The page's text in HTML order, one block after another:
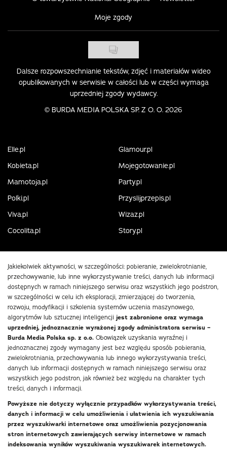
Moje zgody
Dalsze rozpowszechnianie tekstów, zdjęć i materiałów wideo
opublikowanych w serwisie w całości lub w części wymaga
uprzedniej zgody wydawcy.
© BURDA MEDIA POLSKA SP. Z O. O. 2026
Elle.pl
Glamour.pl
Kobieta.pl
Mojegotowanie.pl
Mamotoja.pl
Party.pl
Polki.pl
Przyslijprzepis.pl
Viva.pl
Wizaz.pl
Cocolita.pl
Story.pl
Jakiekolwiek aktywności, w szczególności: pobieranie, zwielokrotnianie,
przechowywanie, lub inne wykorzystywanie treści, danych lub informacji
dostępnych w ramach niniejszego serwisu oraz wszystkich jego podstron,
w szczególności w celu ich eksploracji, zmierzającej do tworzenia,
rozwoju, modyfikacji i szkolenia systemów uczenia maszynowego,
algorytmów lub sztucznej inteligencji jest zabronione oraz wymaga
uprzedniej, jednoznacznie wyrażonej zgody administratora serwisu –
Burda Media Polska sp. z o.o. Obowiązek uzyskania wyraźnej i
jednoznacznej zgody wymagany jest bez względu sposób pobierania,
zwielokrotniania, przechowywania lub innego wykorzystywania treści,
danych lub informacji dostępnych w ramach niniejszego serwisu oraz
wszystkich jego podstron, jak również bez względu na charakter tych
treści, danych i informacji.
Powyższe nie dotyczy wyłącznie przypadków wykorzystywania treści,
danych i informacji w celu umożliwienia i ułatwienia ich wyszukiwania
przez wyszukiwarki internetowe oraz umożliwienia pozycjonowania
stron internetowych zawierających serwisy internetowe w ramach
indeksowania wyników wyszukiwania wyszukiwarek internetowych.